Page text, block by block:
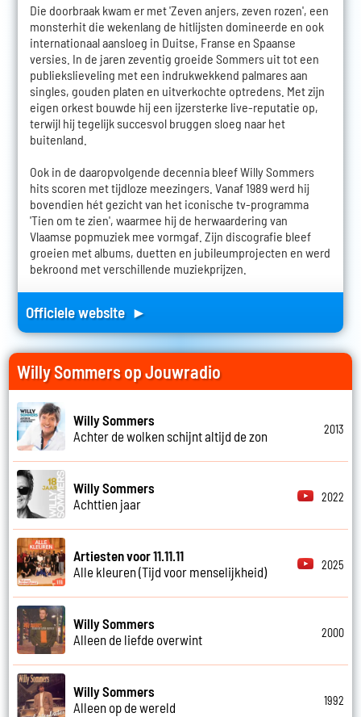
Die doorbraak kwam er met 'Zeven anjers, zeven rozen', een
monsterhit die wekenlang de hitlijsten domineerde en ook
internationaal aansloeg in Duitse, Franse en Spaanse
versies. In de jaren zeventig groeide Sommers uit tot een
publiekslieveling met een indrukwekkend palmares aan
singles, gouden platen en uitverkochte optredens. Met zijn
eigen orkest bouwde hij een ijzersterke live-reputatie op,
terwijl hij tegelijk succesvol bruggen sloeg naar het
buitenland.
Ook in de daaropvolgende decennia bleef Willy Sommers
hits scoren met tijdloze meezingers. Vanaf 1989 werd hij
bovendien hét gezicht van het iconische tv-programma
'Tien om te zien', waarmee hij de herwaardering van
Vlaamse popmuziek mee vormgaf. Zijn discografie bleef
groeien met albums, duetten en jubileumprojecten en werd
bekroond met verschillende muziekprijzen.
Officiele website ►
Willy Sommers op Jouwradio
Willy Sommers
Achter de wolken schijnt altijd de zon
2013
Willy Sommers
Achttien jaar
2022
Artiesten voor 11.11.11
Alle kleuren (Tijd voor menselijkheid)
2025
Willy Sommers
Alleen de liefde overwint
2000
Willy Sommers
Alleen op de wereld
1992